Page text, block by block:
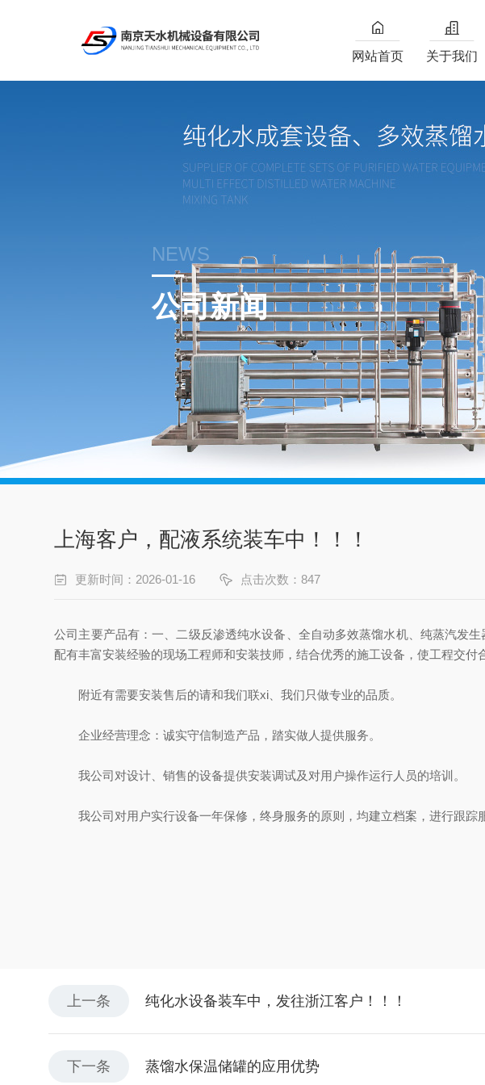
网站首页 关于我们
NEWS
公司新闻
上海客户，配液系统装车中！！！
更新时间：2026-01-16 点击次数：847
公司主要产品有：一、二级反渗透纯水设备、全自动多效蒸馏水机、纯蒸汽发
配有丰富安装经验的现场工程师和安装技师，结合优秀的施工设备，使工程交
附近有需要安装售后的请和我们联xi、我们只做专业的品质。
企业经营理念：诚实守信制造产品，踏实做人提供服务。
我公司对设计、销售的设备提供安装调试及对用户操作运行人员的培训。
我公司对用户实行设备一年保修，终身服务的原则，均建立档案，进行跟踪
上一条 纯化水设备装车中，发往浙江客户！！！
下一条 蒸馏水保温储罐的应用优势